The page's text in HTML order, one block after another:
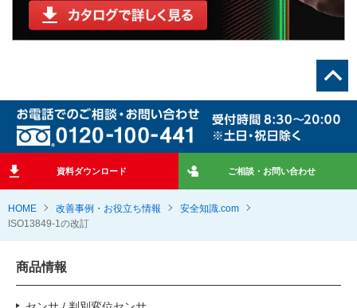
HOME 改善事例・お役立ち情報
安全知識.com
ISO13849-1の改訂
資料ダウンロード ご相談・お問い合わせ
商品情報